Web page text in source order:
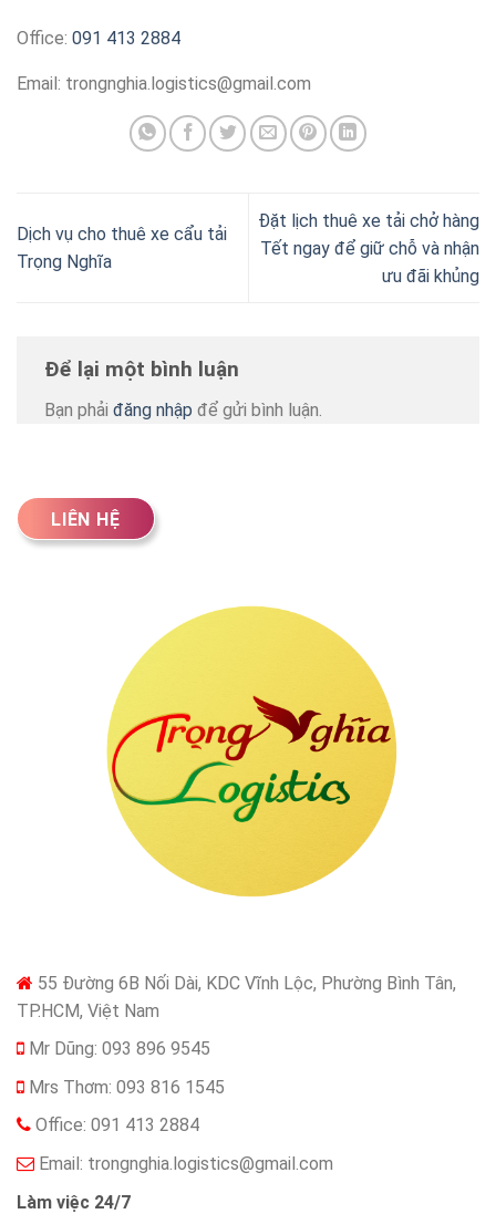
Office: 091 413 2884
Email: trongnghia.logistics@gmail.com
Dịch vụ cho thuê xe cẩu tải
Trọng Nghĩa
Đặt lịch thuê xe tải chở hàng
Tết ngay để giữ chỗ và nhận
ưu đãi khủng
Để lại một bình luận
Bạn phải đăng nhập để gửi bình luận.
LIÊN HỆ
55 Đường 6B Nối Dài, KDC Vĩnh Lộc, Phường Bình Tân,
TP.HCM, Việt Nam
Mr Dũng: 093 896 9545
Mrs Thơm: 093 816 1545
Office: 091 413 2884
Email: trongnghia.logistics@gmail.com
Làm việc 24/7